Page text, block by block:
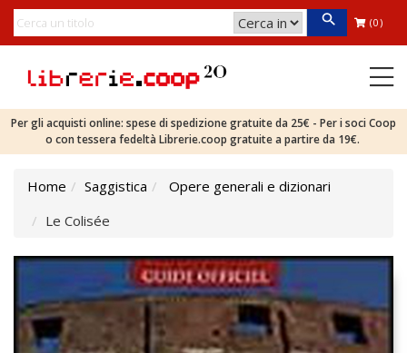
(0)
Per gli acquisti online: spese di spedizione gratuite da 25€ - Per i soci Coop
o con tessera fedeltà Librerie.coop gratuite a partire da 19€.
Home Saggistica
Opere generali e dizionari
Le Colisée